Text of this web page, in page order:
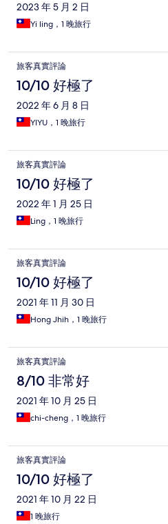
2023 年 5 月 2 日
Yi ling，1 晚旅行
旅客真實評論
10/10 好極了
2022 年 6 月 8 日
YIYU，1 晚旅行
旅客真實評論
10/10 好極了
2022 年 1 月 25 日
Ling，1 晚旅行
旅客真實評論
10/10 好極了
2021 年 11 月 30 日
Hong Jhih，1 晚旅行
旅客真實評論
8/10 非常好
2021 年 10 月 25 日
chi-cheng，1 晚旅行
旅客真實評論
10/10 好極了
2021 年 10 月 22 日
1 晚旅行